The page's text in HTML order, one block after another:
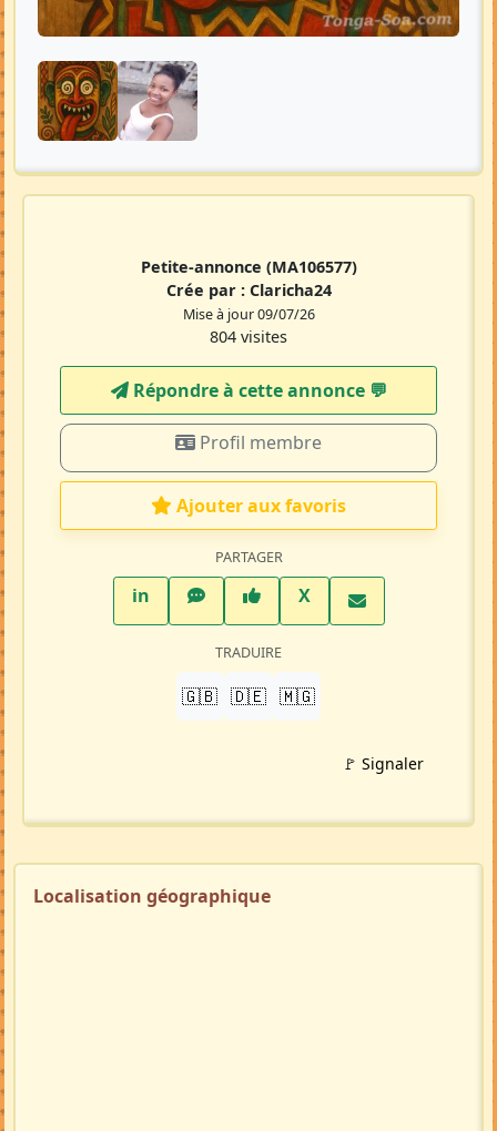
Petite-annonce (MA106577)
Crée par : Claricha24
Mise à jour 09/07/26
804 visites
Répondre à cette annonce 💬​
Profil membre
Ajouter aux favoris
PARTAGER
inLinkedInWhatsAppFacebook
XTwitter X
TRADUIRE
🇬🇧 🇩🇪 🇲🇬
🚩 Signaler
Localisation géographique